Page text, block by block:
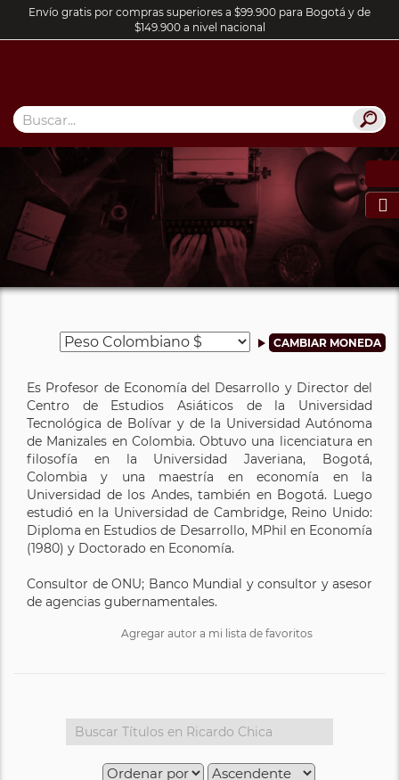
Envío gratis por compras superiores a $99.900 para Bogotá y de
$149.900 a nivel nacional

Es Profesor de Economía del Desarrollo y Director del
Centro de Estudios Asiáticos de la Universidad
Tecnológica de Bolívar y de la Universidad Autónoma
de Manizales en Colombia. Obtuvo una licenciatura en
filosofía en la Universidad Javeriana, Bogotá,
Colombia y una maestría en economía en la
Universidad de los Andes, también en Bogotá. Luego
estudió en la Universidad de Cambridge, Reino Unido:
Diploma en Estudios de Desarrollo, MPhil en Economía
(1980) y Doctorado en Economía.
Consultor de ONU; Banco Mundial y consultor y asesor
de agencias gubernamentales.
Agregar autor a mi lista de favoritos